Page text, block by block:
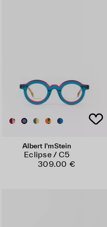
Albert I'mStein
Eclipse / C5
309.00 €